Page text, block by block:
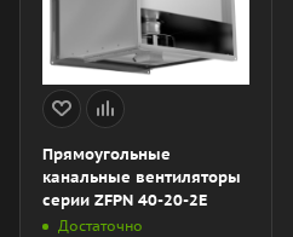
Прямоугольные
канальные вентиляторы
серии ZFPN 40-20-2E
Достаточно